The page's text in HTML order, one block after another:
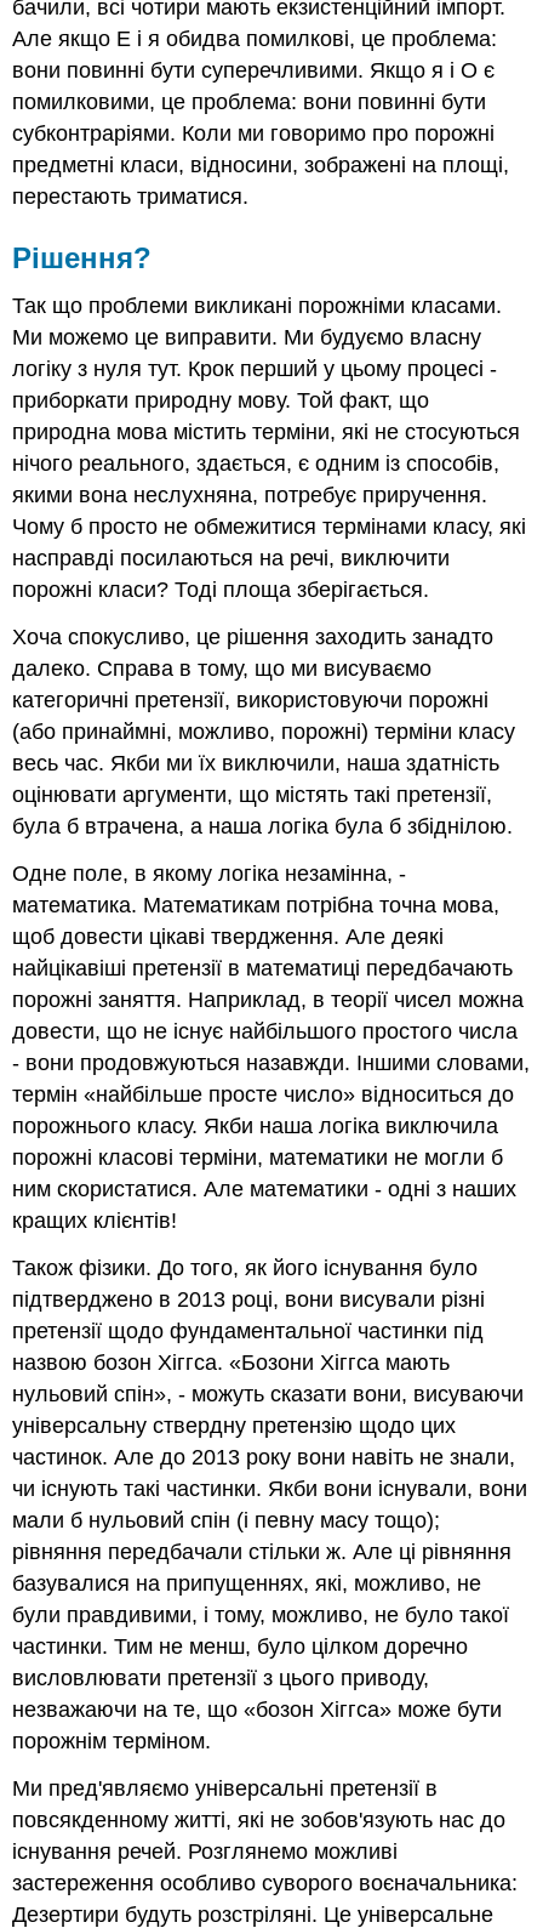
бачили, всі чотири мають екзистенційний імпорт.
Але якщо E і я обидва помилкові, це проблема:
вони повинні бути суперечливими. Якщо я і О є
помилковими, це проблема: вони повинні бути
субконтраріями. Коли ми говоримо про порожні
предметні класи, відносини, зображені на площі,
перестають триматися.
Рішення?
Так що проблеми викликані порожніми класами.
Ми можемо це виправити. Ми будуємо власну
логіку з нуля тут. Крок перший у цьому процесі -
приборкати природну мову. Той факт, що
природна мова містить терміни, які не стосуються
нічого реального, здається, є одним із способів,
якими вона неслухняна, потребує приручення.
Чому б просто не обмежитися термінами класу, які
насправді посилаються на речі, виключити
порожні класи? Тоді площа зберігається.
Хоча спокусливо, це рішення заходить занадто
далеко. Справа в тому, що ми висуваємо
категоричні претензії, використовуючи порожні
(або принаймні, можливо, порожні) терміни класу
весь час. Якби ми їх виключили, наша здатність
оцінювати аргументи, що містять такі претензії,
була б втрачена, а наша логіка була б збіднілою.
Одне поле, в якому логіка незамінна, -
математика. Математикам потрібна точна мова,
щоб довести цікаві твердження. Але деякі
найцікавіші претензії в математиці передбачають
порожні заняття. Наприклад, в теорії чисел можна
довести, що не існує найбільшого простого числа
- вони продовжуються назавжди. Іншими словами,
термін «найбільше просте число» відноситься до
порожнього класу. Якби наша логіка виключила
порожні класові терміни, математики не могли б
ним скористатися. Але математики - одні з наших
кращих клієнтів!
Також фізики. До того, як його існування було
підтверджено в 2013 році, вони висували різні
претензії щодо фундаментальної частинки під
назвою бозон Хіггса. «Бозони Хіггса мають
нульовий спін», - можуть сказати вони, висуваючи
універсальну ствердну претензію щодо цих
частинок. Але до 2013 року вони навіть не знали,
чи існують такі частинки. Якби вони існували, вони
мали б нульовий спін (і певну масу тощо);
рівняння передбачали стільки ж. Але ці рівняння
базувалися на припущеннях, які, можливо, не
були правдивими, і тому, можливо, не було такої
частинки. Тим не менш, було цілком доречно
висловлювати претензії з цього приводу,
незважаючи на те, що «бозон Хіггса» може бути
порожнім терміном.
Ми пред'являємо універсальні претензії в
повсякденному житті, які не зобов'язують нас до
існування речей. Розглянемо можливі
застереження особливо суворого воєначальника:
Дезертири будуть розстріляні. Це універсальне